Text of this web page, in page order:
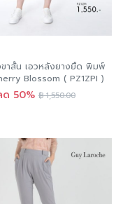
ขาสั้น เอวหลังยางยืด พิมพ์
Blossom ( PZ1ZPI )
ด 50% ฿1,550.00